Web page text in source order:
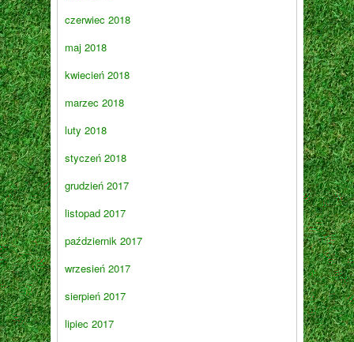
czerwiec 2018
maj 2018
kwiecień 2018
marzec 2018
luty 2018
styczeń 2018
grudzień 2017
listopad 2017
październik 2017
wrzesień 2017
sierpień 2017
lipiec 2017